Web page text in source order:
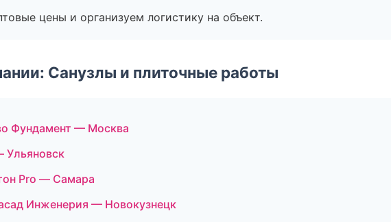
цены и организуем логистику на объект.
Санузлы и плиточные работы
Фундамент — Москва
Ульяновск
Pro — Самара
Инженерия — Новокузнецк